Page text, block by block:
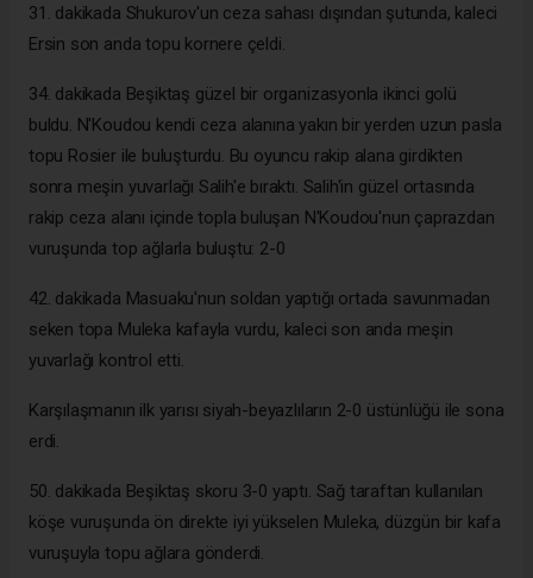
31. dakikada Shukurov'un ceza sahası dışından şutunda, kaleci
Ersin son anda topu kornere çeldi.
34. dakikada Beşiktaş güzel bir organizasyonla ikinci golü
buldu. N'Koudou kendi ceza alanına yakın bir yerden uzun pasla
topu Rosier ile buluşturdu. Bu oyuncu rakip alana girdikten
sonra meşin yuvarlağı Salih'e bıraktı. Salih'in güzel ortasında
rakip ceza alanı içinde topla buluşan N'Koudou'nun çaprazdan
vuruşunda top ağlarla buluştu: 2-0
42. dakikada Masuaku'nun soldan yaptığı ortada savunmadan
seken topa Muleka kafayla vurdu, kaleci son anda meşin
yuvarlağı kontrol etti.
Karşılaşmanın ilk yarısı siyah-beyazlıların 2-0 üstünlüğü ile sona
erdi.
50. dakikada Beşiktaş skoru 3-0 yaptı. Sağ taraftan kullanılan
köşe vuruşunda ön direkte iyi yükselen Muleka, düzgün bir kafa
vuruşuyla topu ağlara gönderdi.